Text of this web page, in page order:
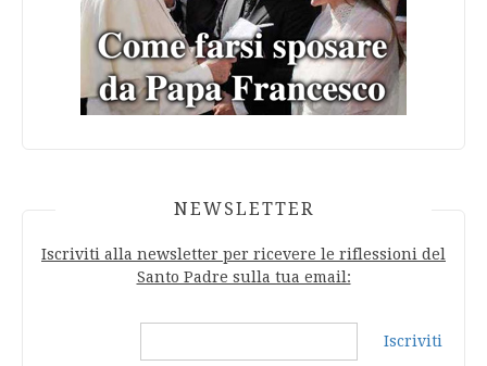
NEWSLETTER
Iscriviti alla newsletter per ricevere le riflessioni del
Santo Padre sulla tua email:
Iscriviti